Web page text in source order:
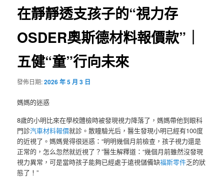
在靜靜透支孩子的“視力存
OSDER奧斯德材料報價款”｜
五健“童”行向未來
發佈日期:2026 年 5 月 3 日
媽媽的迷惑
8歲的小明比來在學校體檢時被發現視力降落了，媽媽帶他到眼科
門診汽車材料報價就診。散瞳驗光后，醫生發現小明已經有100度
的近視了。媽媽覺得很迷惑：“明明幾個月前檢查，孩子視力還是
正常的，怎么忽然就近視了？”醫生解釋道：“幾個月前雖然沒發現
視力異常，可是當時孩子能夠已經處于遠視儲備缺福斯零件乏的狀
態了！”